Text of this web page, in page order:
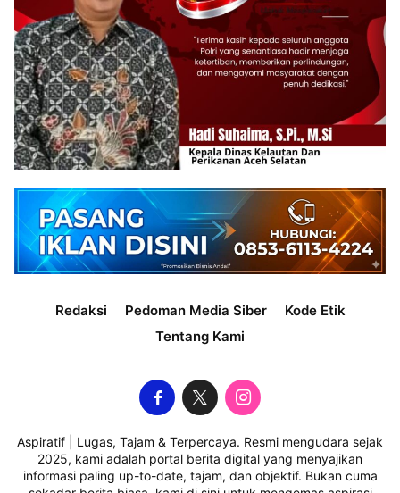
Redaksi Pedoman Media Siber
Kode Etik
Tentang Kami
Aspiratif | Lugas, Tajam & Terpercaya. Resmi mengudara sejak
2025, kami adalah portal berita digital yang menyajikan
informasi paling up-to-date, tajam, dan objektif. Bukan cuma